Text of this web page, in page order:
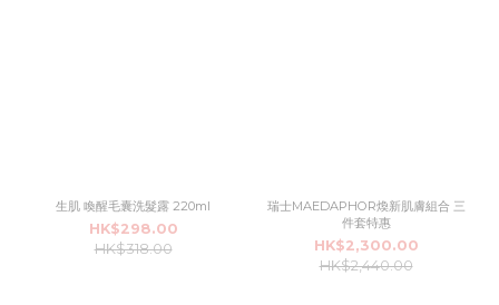
生肌 喚醒毛囊洗髮露 220ml
HK$298.00
HK$318.00
瑞士MAEDAPHOR煥新肌膚組合 三
件套特惠
HK$2,300.00
HK$2,440.00